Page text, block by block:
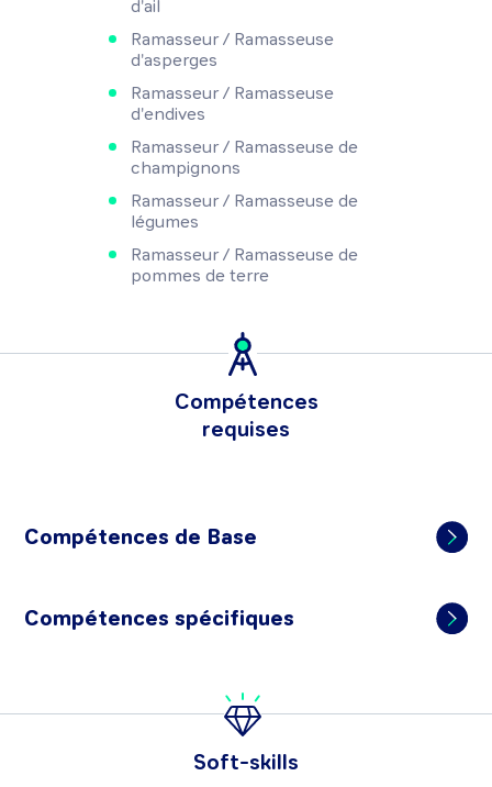
d'ail
Ramasseur / Ramasseuse
d'asperges
Ramasseur / Ramasseuse
d'endives
Ramasseur / Ramasseuse de
champignons
Ramasseur / Ramasseuse de
légumes
Ramasseur / Ramasseuse de
pommes de terre
Compétences
requises
Compétences de Base
Compétences spécifiques
Soft-skills